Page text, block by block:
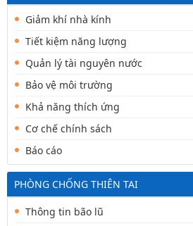
Giảm khí nhà kính
Tiết kiệm năng lượng
Quản lý tài nguyên nước
Bảo vệ môi trường
Khả năng thích ứng
Cơ chế chính sách
Báo cáo
PHÒNG CHỐNG THIÊN TAI
Thông tin bão lũ